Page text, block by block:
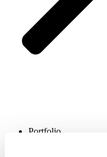
Portfolio